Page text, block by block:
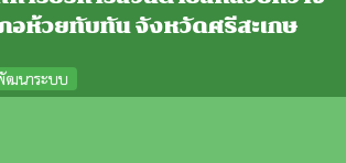
ภอห้วยทับทัน จังหวัดศรีสะเกษ
ฒนาระบบ